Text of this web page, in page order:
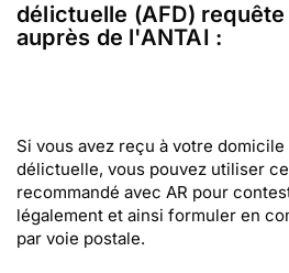
délictuelle (AFD)
auprès de l'ANTAI :
Si vous avez reçu à votre
délictuelle, vous pouvez utiliser
recommandé avec AR pour
légalement et ainsi formuler en
par voie postale.